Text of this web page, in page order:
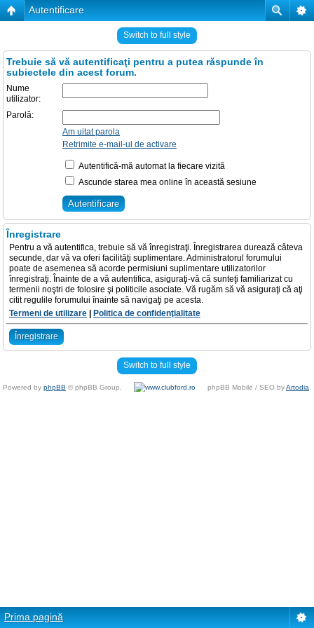
Autentificare
Switch to full style
Trebuie să vă autentificaţi pentru a putea răspunde în
subiectele din acest forum.
Nume
utilizator:
Parolă:
Am uitat parola
Retrimite e-mail-ul de activare
Autentifică-mă automat la fiecare vizită
Ascunde starea mea online în această sesiune
Înregistrare
Pentru a vă autentifica, trebuie să vă înregistraţi. Înregistrarea durează câteva
secunde, dar vă va oferi facilităţi suplimentare. Administratorul forumului
poate de asemenea să acorde permisiuni suplimentare utilizatorilor
înregistraţi. Înainte de a vă autentifica, asiguraţi-vă că sunteţi familiarizat cu
termenii noştri de folosire şi politicile asociate. Vă rugăm să vă asiguraţi că aţi
citit regulile forumului înainte să navigaţi pe acesta.
Termeni de utilizare
Politica de confidenţialitate
Înregistrare
Switch to full style
Powered by phpBB © phpBB Group. phpBB Mobile / SEO byArtodia
Prima pagină